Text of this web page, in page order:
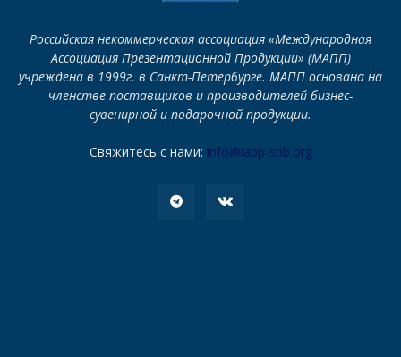
Российская некоммерческая ассоциация «Международная
Ассоциация Презентационной Продукции» (МАПП)
учреждена в 1999г. в Санкт-Петербурге. МАПП основана на
членстве поставщиков и производителей бизнес-
сувенирной и подарочной продукции.
Свяжитесь с нами: info@iapp-spb.org